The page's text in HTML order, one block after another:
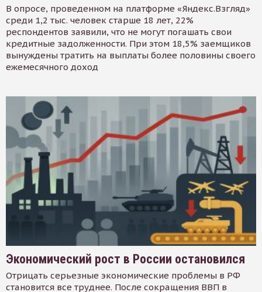
В опросе, проведенном на платформе «Яндекс.Взгляд»
среди 1,2 тыс. человек старше 18 лет, 22%
респондентов заявили, что не могут погашать свои
кредитные задолженности. При этом 18,5% заемщиков
вынуждены тратить на выплаты более половины своего
ежемесячного доход
Экономический рост в России остановился
Отрицать серьезные экономические проблемы в РФ
становится все труднее. После сокращения ВВП в